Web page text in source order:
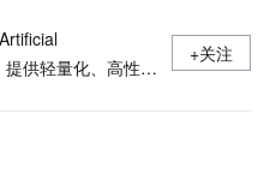
供轻量化、高性价
云原生AI基础平
+关注